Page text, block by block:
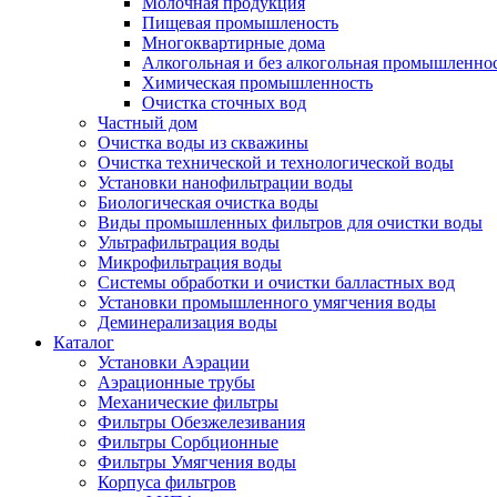
Пищевая промышленость
Многоквартирные дома
Алкогольная и без алкогольная
Химическая промышленность
Очистка сточных вод
Частный дом
Очистка воды из скважины
Очистка технической и технологической воды
Установки нанофильтрации воды
Биологическая очистка воды
Виды промышленных фильтров для очистки воды
Ультрафильтрация воды
Микрофильтрация воды
Системы обработки и очистки балластных вод
Установки промышленного умягчения воды
Деминерализация воды
Каталог
Установки Аэрации
Аэрационные трубы
Механические фильтры
Фильтры Обезжелезивания
Фильтры Сорбционные
Фильтры Умягчения воды
Корпуса фильтров